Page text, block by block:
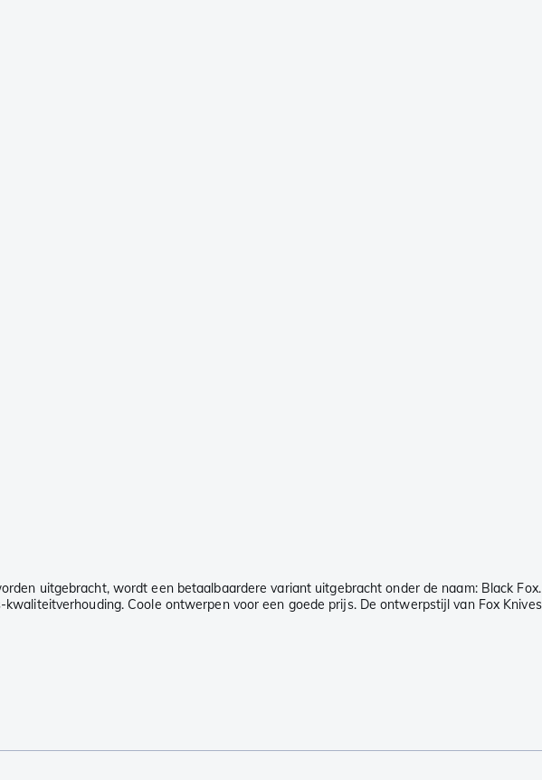
uitgebracht, wordt een betaalbaardere variant uitgebracht onder de naam: Black Fox.
Coole ontwerpen voor een goede prijs. De ontwerpstijl van Fox Knives